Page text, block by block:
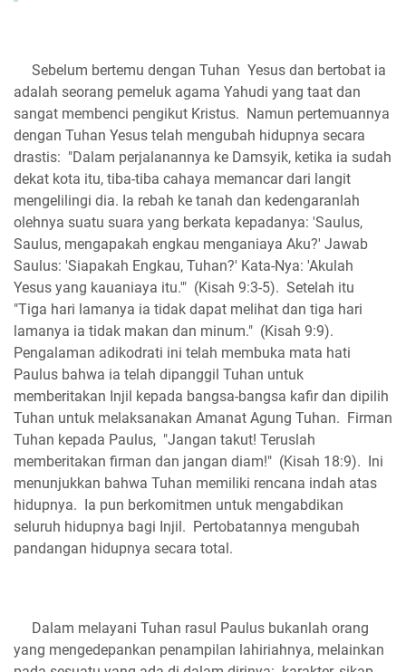
Sebelum bertemu dengan Tuhan Yesus dan bertobat ia
adalah seorang pemeluk agama Yahudi yang taat dan
sangat membenci pengikut Kristus. Namun pertemuannya
dengan Tuhan Yesus telah mengubah hidupnya secara
drastis: "Dalam perjalanannya ke Damsyik, ketika ia sudah
dekat kota itu, tiba-tiba cahaya memancar dari langit
mengelilingi dia. Ia rebah ke tanah dan kedengaranlah
olehnya suatu suara yang berkata kepadanya: 'Saulus,
Saulus, mengapakah engkau menganiaya Aku?' Jawab
Saulus: 'Siapakah Engkau, Tuhan?' Kata-Nya: 'Akulah
Yesus yang kauaniaya itu.'" (Kisah 9:3-5). Setelah itu
"Tiga hari lamanya ia tidak dapat melihat dan tiga hari
lamanya ia tidak makan dan minum." (Kisah 9:9).
Pengalaman adikodrati ini telah membuka mata hati
Paulus bahwa ia telah dipanggil Tuhan untuk
memberitakan Injil kepada bangsa-bangsa kafir dan dipilih
Tuhan untuk melaksanakan Amanat Agung Tuhan. Firman
Tuhan kepada Paulus, "Jangan takut! Teruslah
memberitakan firman dan jangan diam!" (Kisah 18:9). Ini
menunjukkan bahwa Tuhan memiliki rencana indah atas
hidupnya. Ia pun berkomitmen untuk mengabdikan
seluruh hidupnya bagi Injil. Pertobatannya mengubah
pandangan hidupnya secara total.
Dalam melayani Tuhan rasul Paulus bukanlah orang
yang mengedepankan penampilan lahiriahnya, melainkan